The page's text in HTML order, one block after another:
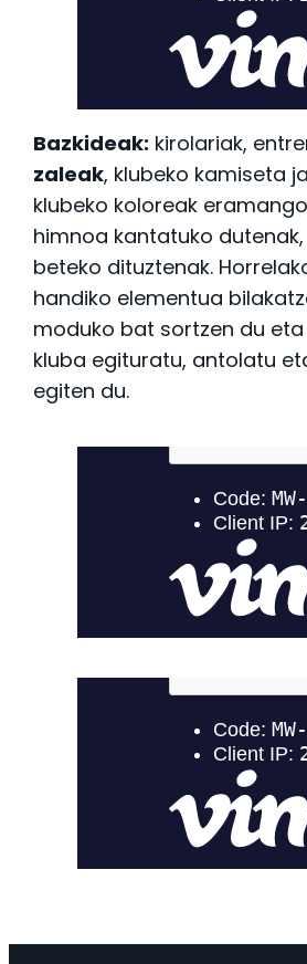
Bazkideak: kirolariak,
zaleak, klubeko kamiseta
klubeko koloreak
himnoa kantatuko
beteko dituztenak.
handiko elementua
moduko bat sortzen du
kluba egituratu, antolatu
egiten du.